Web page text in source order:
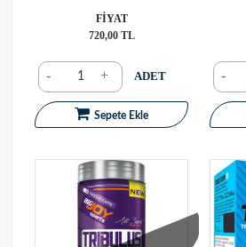
FİYAT
720,00 TL
- + ADET
Sepete Ekle
-